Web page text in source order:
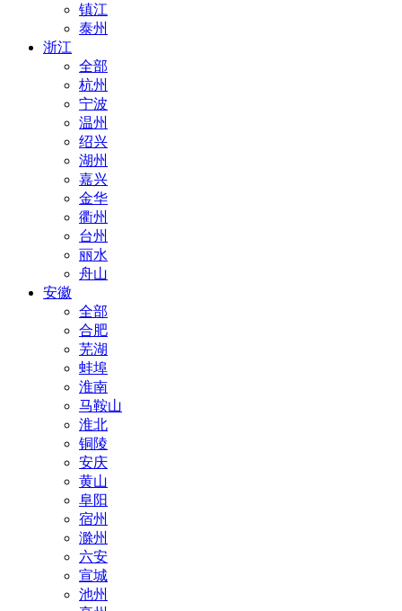
镇江
泰州
浙江
全部
杭州
宁波
温州
绍兴
湖州
嘉兴
金华
衢州
台州
丽水
舟山
安徽
全部
合肥
芜湖
蚌埠
淮南
马鞍山
淮北
铜陵
安庆
黄山
阜阳
宿州
滁州
六安
宣城
池州